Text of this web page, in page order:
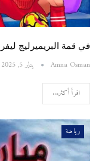
في قمة البريميرليج
Amna Osman يناير 5, 2025
اقرأ أكثر...
رياضة